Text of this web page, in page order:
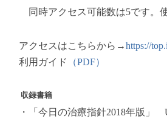
同時アクセス可能数は5です。
アクセスはこちらから→https://
利用ガイ ド （PDF）
収録書籍
・「今日の治療指針2018年版」